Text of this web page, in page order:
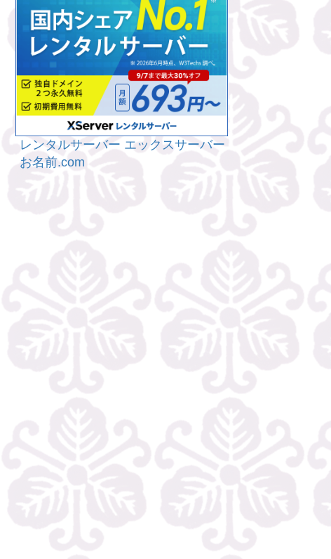
レンタルサーバー エックスサーバー
お名前.com